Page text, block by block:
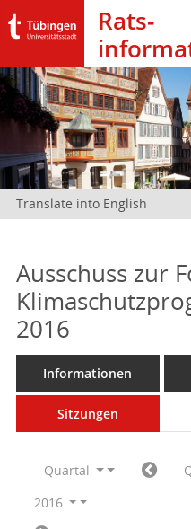
Rats­
Translate into English
Ausschuss zur
2016
Informationen
Sitzungen
Quartal
2016